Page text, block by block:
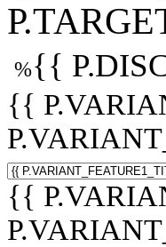
%{{
{{
{{